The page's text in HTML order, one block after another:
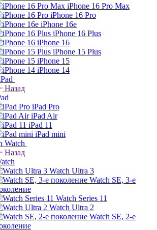
iPhone 16 Pro Max
iPhone 16 Pro
iPhone 16e
iPhone 16 Plus
iPhone 16
iPhone 15 Plus
iPhone 15
iPhone 14
Назад
iPad Pro
iPad Air
iPad 11
iPad mini
Watch
Назад
Watch Ultra 3
Watch SE, 3-е
Watch Series 11
Watch Ultra 2
Watch SE, 2-е